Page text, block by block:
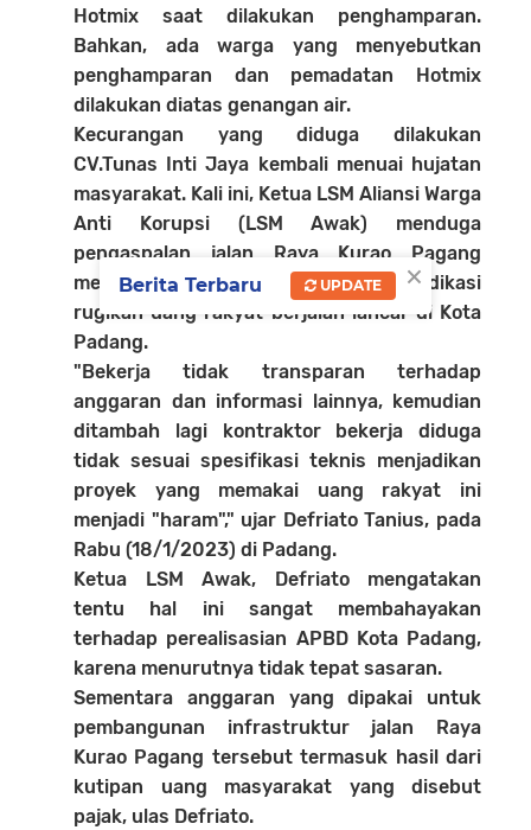
Hotmix saat dilakukan penghamparan.
Bahkan, ada warga yang menyebutkan
penghamparan dan pemadatan Hotmix
dilakukan diatas genangan air.
Kecurangan yang diduga dilakukan
CV.Tunas Inti Jaya kembali menuai hujatan
masyarakat. Kali ini, Ketua LSM Aliansi Warga
Anti Korupsi (LSM Awak) menduga
pengaspalan jalan Raya Kurao Pagang
merupakan proyek "haram" yang terindikasi
rugikan uang rakyat berjalan lancar di Kota
Padang.
"Bekerja tidak transparan terhadap
anggaran dan informasi lainnya, kemudian
ditambah lagi kontraktor bekerja diduga
tidak sesuai spesifikasi teknis menjadikan
proyek yang memakai uang rakyat ini
menjadi "haram"," ujar Defriato Tanius, pada
Rabu (18/1/2023) di Padang.
Ketua LSM Awak, Defriato mengatakan
tentu hal ini sangat membahayakan
terhadap perealisasian APBD Kota Padang,
karena menurutnya tidak tepat sasaran.
Sementara anggaran yang dipakai untuk
pembangunan infrastruktur jalan Raya
Kurao Pagang tersebut termasuk hasil dari
kutipan uang masyarakat yang disebut
pajak, ulas Defriato.
×
Berita Terbaru UPDATE